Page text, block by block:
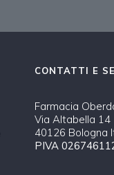
CONTATTI E
Farmacia
Via Altabella 14
40126 Bologna
PIVA